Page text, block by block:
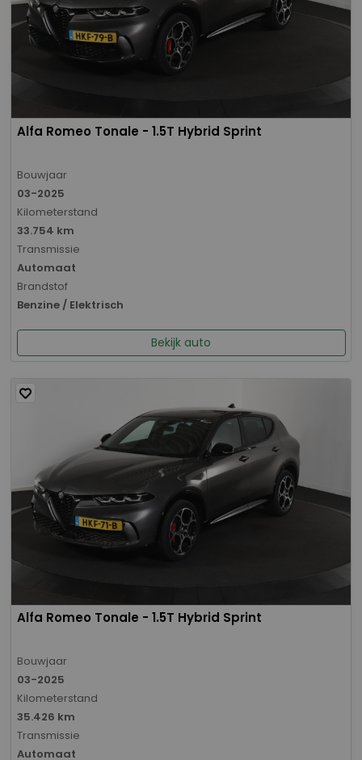
Alfa Romeo Tonale - 1.5T Hybrid Sprint
Bouwjaar
03-2025
Kilometerstand
33.754 km
Transmissie
Automaat
Brandstof
Benzine / Elektrisch
Bekijk auto
Alfa Romeo Tonale - 1.5T Hybrid Sprint
Bouwjaar
03-2025
Kilometerstand
35.426 km
Transmissie
Automaat